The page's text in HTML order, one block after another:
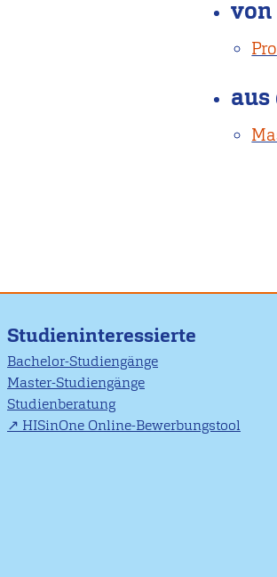
von
aus
Studieninteressierte
Bachelor-Studiengänge
Master-Studiengänge
Studienberatung
HISinOne Online-Bewerbungstool